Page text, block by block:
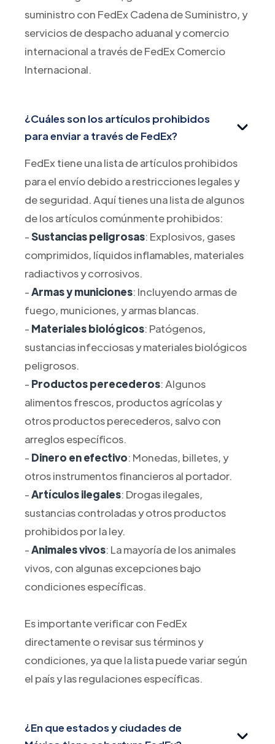
suministro con FedEx Cadena de Suministro, y
servicios de despacho aduanal y comercio
internacional a través de FedEx Comercio
Internacional.
¿Cuáles son los artículos prohibidos
para enviar a través de FedEx?
FedEx tiene una lista de artículos prohibidos
para el envío debido a restricciones legales y
de seguridad. Aquí tienes una lista de algunos
de los artículos comúnmente prohibidos:
-Sustancias peligrosas: Explosivos, gases
comprimidos, líquidos inflamables, materiales
radiactivos y corrosivos.
-Armas y municiones: Incluyendo armas de
fuego, municiones, y armas blancas.
- Materiales biológicos: Patógenos,
sustancias infecciosas y materiales biológicos
peligrosos.
- Productos perecederos: Algunos
alimentos frescos, productos agrícolas y
otros productos perecederos, salvo con
arreglos específicos.
- Dinero en efectivo: Monedas, billetes, y
otros instrumentos financieros al portador.
-Artículos ilegales: Drogas ilegales,
sustancias controladas y otros productos
prohibidos por la ley.
-Animales vivos: La mayoría de los animales
vivos, con algunas excepciones bajo
condiciones específicas.
Es importante verificar con FedEx
directamente o revisar sus términos y
condiciones, ya que la lista puede variar según
el país y las regulaciones específicas.
¿En que estados y ciudades de